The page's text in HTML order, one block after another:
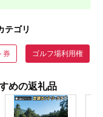
テゴリ
券 ゴルフ場利用権
めの返礼品